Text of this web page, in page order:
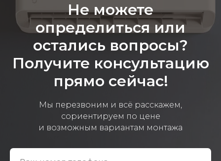
Не можете
определиться или
остались вопросы?
Получите консультацию
прямо сейчас!
Мы перезвоним и всё расскажем,
сориентируем по цене
и возможным вариантам монтажа